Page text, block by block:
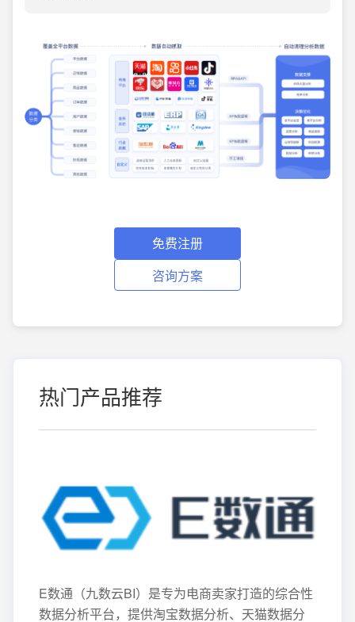
免费注册
咨询方案
热门产品推荐
E数通（九数云BI）是专为电商卖家打造的综合性
数据分析平台，提供淘宝数据分析、天猫数据分